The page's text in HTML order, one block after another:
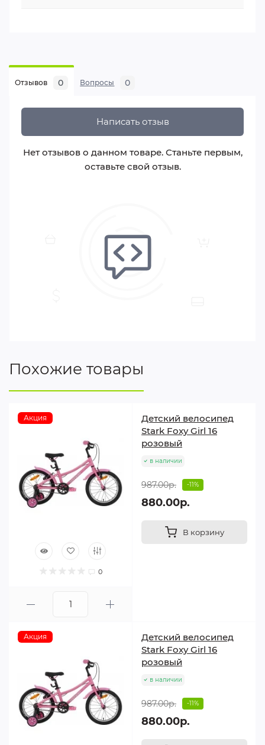
Отзывов 0 Вопросы 0
Написать отзыв
Нет отзывов о данном товаре. Станьте первым,
оставьте свой отзыв.
Похожие товары
Акция
0
Детский велосипед
Stark Foxy Girl 16
розовый
в наличии
987.00р. -11%
880.00р.
В корзину
Акция
Детский велосипед
Stark Foxy Girl 16
розовый
в наличии
987.00р. -11%
880.00р.